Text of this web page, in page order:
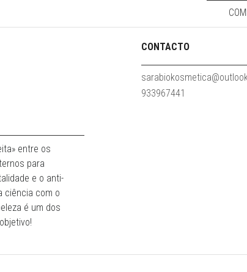
entre os
para
e o anti-
ciência com o
é um dos
CONTACTO
933967441